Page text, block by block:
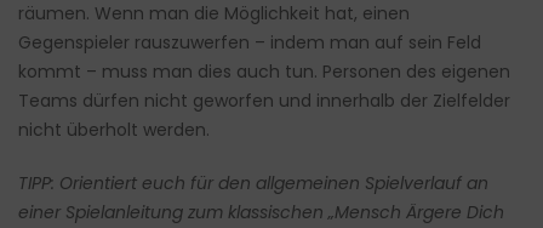
räumen. Wenn man die Möglichkeit hat, einen
Gegenspieler rauszuwerfen – indem man auf sein Feld
kommt – muss man dies auch tun. Personen des eigenen
Teams dürfen nicht geworfen und innerhalb der Zielfelder
nicht überholt werden.
TIPP: Orientiert euch für den allgemeinen Spielverlauf an
einer Spielanleitung zum klassischen „Mensch Ärgere Dich